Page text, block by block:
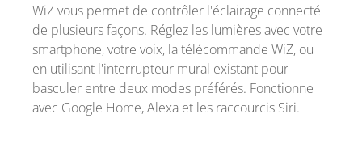
WiZ vous permet de contrôler l'éclairage connecté
de plusieurs façons. Réglez les lumières avec votre
smartphone, votre voix, la télécommande WiZ, ou
en utilisant l'interrupteur mural existant pour
basculer entre deux modes préférés. Fonctionne
avec Google Home, Alexa et les raccourcis Siri.